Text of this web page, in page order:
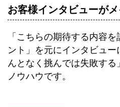
お客様インタビューが
「こちらの期待する内容
ント」を元にインタビュ
んとなく挑んでは失敗す
ノウハウです。